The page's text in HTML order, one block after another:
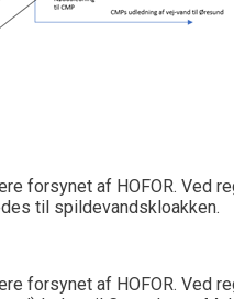
forsynet af HOFOR. Ved
til spildevandskloakken.
forsynet af HOFOR. Ved